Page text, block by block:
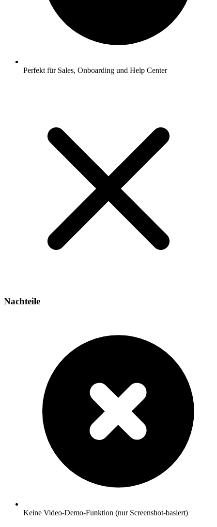
Perfekt für Sales, Onboarding und Help Center
Nachteile
Keine Video-Demo-Funktion (nur Screenshot-basiert)